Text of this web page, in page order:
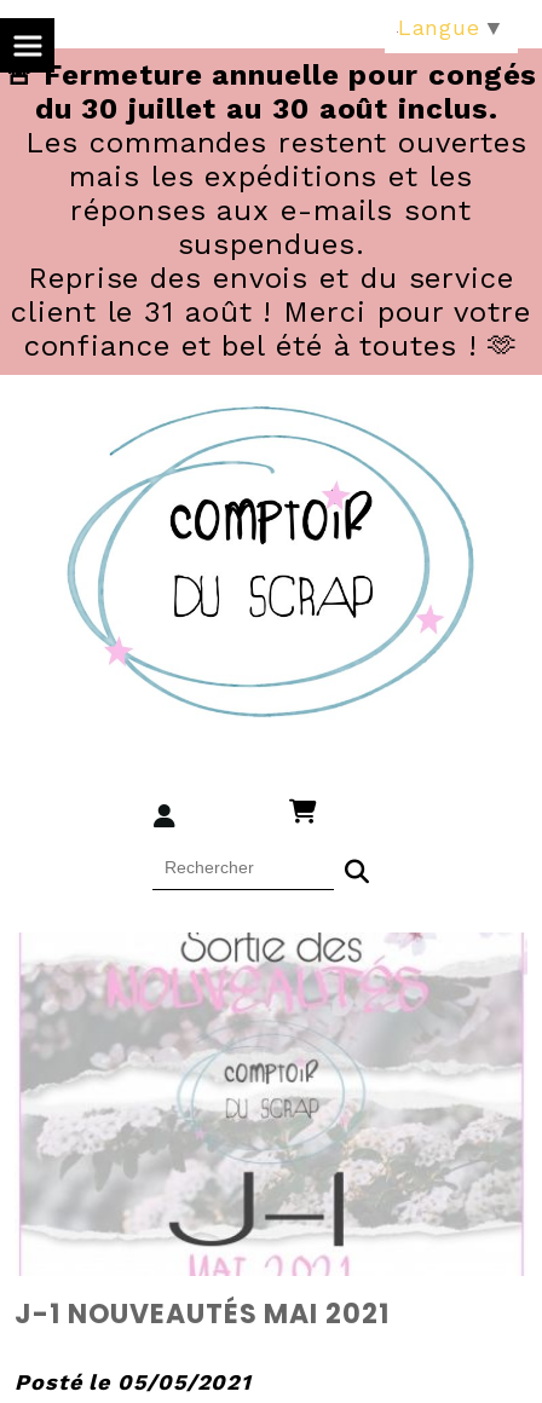
🚨 Fermeture annuelle pour congés
du 30 juillet au 30 août inclus.
Les commandes restent ouvertes
mais les expéditions et les
réponses aux e-mails sont
suspendues.
Reprise des envois et du service
client le 31 août ! Merci pour votre
confiance et bel été à toutes ! 🫶
J-1 NOUVEAUTÉS MAI 2021
Posté le 05/05/2021
Langue ▼